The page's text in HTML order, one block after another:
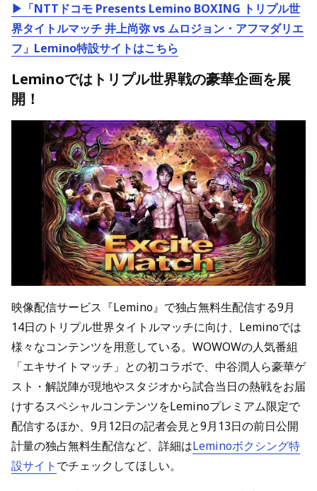
▶「NTTドコモ Presents Lemino BOXING トリプル世
界タイトルマッチ 井上尚弥 vs ムロジョン・アフマダリエ
フ」Lemino特設サイトはこちら
Leminoではトリプル世界戦の豪華企画を展
開！
映像配信サービス『Lemino』で独占無料生配信する9月
14日のトリプル世界タイトルマッチに向け、Leminoでは
様々なコンテンツを用意している。WOWOWの人気番組
「エキサイトマッチ」との初コラボで、中谷潤人ら豪華ゲ
スト・解説陣が現地やスタジオから試合当日の熱戦をお届
けするスペシャルコンテンツをLeminoプレミアム限定で
配信するほか、9月12日の記者会見と9月13日の前日公開
計量の独占無料生配信など、詳細はLeminoボクシング特
設サイト でチェックしてほしい。